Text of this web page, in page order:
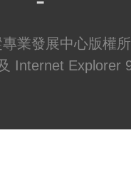
專業發展中心版權
Internet Explorer